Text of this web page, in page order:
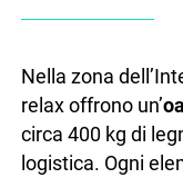
Nella zona
relax offrono un’
circa 400 kg di
logistica. Ogni